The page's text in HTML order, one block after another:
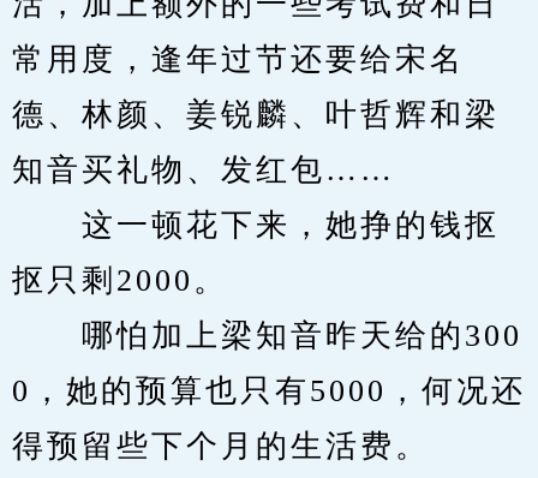
常用度，逢年过节还要给宋名
德、林颜、姜锐麟、叶哲辉和梁
知音买礼物、发红包……
这一顿花下来，她挣的钱抠
抠只剩2000。
哪怕加上梁知音昨天给的300
0，她的预算也只有5000，何况还
得预留些下个月的生活费。